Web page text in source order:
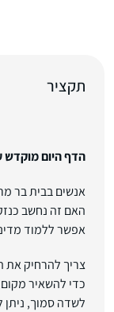
תקציר
הדף היום מוקדש
אנשים בבית בר
האם זה נחשב כנזק
אפשר ללמוד
צריך להרחיק
כדי להשאיר
לשדה סמוך,